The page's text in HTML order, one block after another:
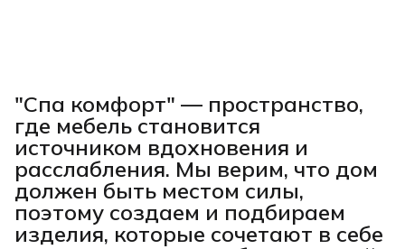
"Спа комфорт" — пространство,
где мебель становится
источником вдохновения и
расслабления. Мы верим, что дом
должен быть местом силы,
поэтому создаем и подбираем
изделия, которые сочетают в себе